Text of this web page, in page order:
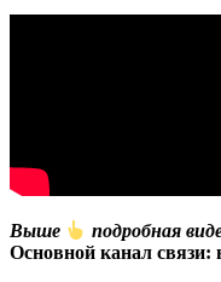
Выше
подробная
Основной канал связи: